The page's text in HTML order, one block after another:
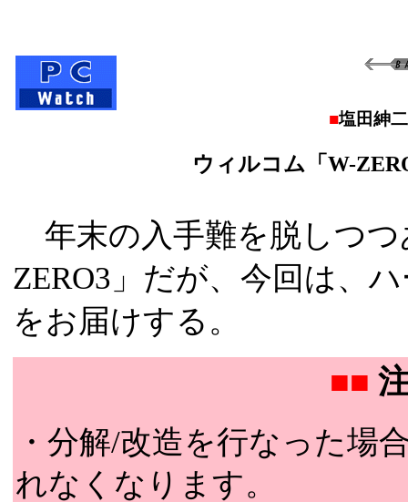
■塩田紳
ウィルコム「W-
年末の入手難を脱しつつ
ZERO3」だが、今回は、
をお届けする。
■■
・分解/改造を行なった場
れなくなります。